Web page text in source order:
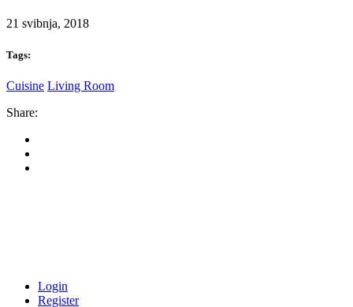
21 svibnja, 2018
Tags:
Cuisine Living Room
Share:
Login
Register